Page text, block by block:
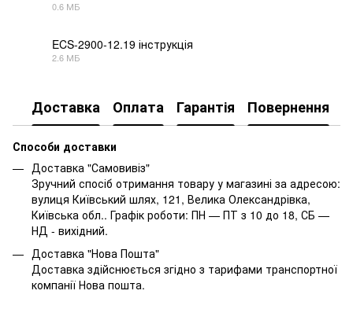
0.6 МБ
ECS-2900-12.19 інструкція
2.6 МБ
Доставка Оплата Гарантія Повернення
Способи доставки
Доставка "Самовивіз"
Зручний спосіб отримання товару у магазині за адресою:
вулиця Київський шлях, 121, Велика Олександрівка,
Київська обл.. Графік роботи: ПН — ПТ з 10 до 18, СБ —
НД - вихідний.
Доставка "Нова Пошта"
Доставка здійснюється згідно з тарифами транспортної
компанії Нова пошта.